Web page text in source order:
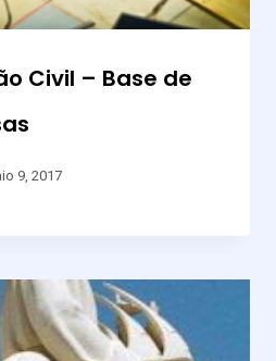
Civil – Base de
9, 2017